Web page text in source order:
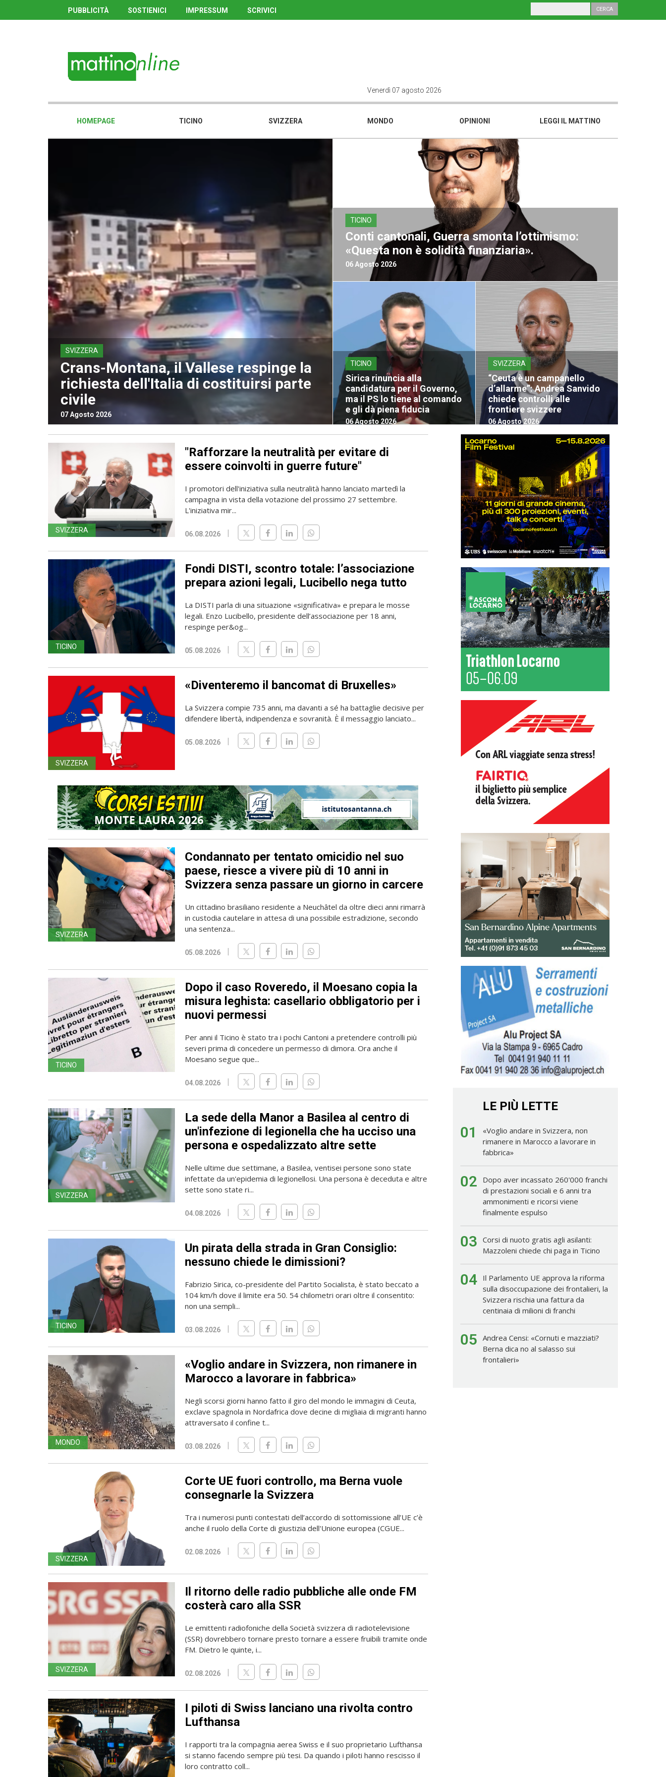
PUBBLICITÀ SOSTIENICI IMPRESSUM SCRIVICI
Venerdì 07 agosto 2026
HOMEPAGE TICINO SVIZZERA MONDO OPINIONI LEGGI IL MATTINO
SVIZZERA
Crans-Montana, il Vallese respinge la
richiesta dell'Italia di costituirsi parte
civile
07 Agosto 2026
TICINO
Conti cantonali, Guerra smonta l’ottimismo:
«Questa non è solidità finanziaria».
06 Agosto 2026
TICINO
Sirica rinuncia alla
candidatura per il Governo,
ma il PS lo tiene al comando
e gli dà piena fiducia
06 Agosto 2026
SVIZZERA
“Ceuta è un campanello
d’allarme”: Andrea Sanvido
chiede controlli alle
frontiere svizzere
06 Agosto 2026
SVIZZERA
"Rafforzare la neutralità per evitare di
essere coinvolti in guerre future"
I promotori dell'iniziativa sulla neutralità hanno lanciato martedì la
campagna in vista della votazione del prossimo 27 settembre.
L'iniziativa mir...
06.08.2026
TICINO
Fondi DISTI, scontro totale: l’associazione
prepara azioni legali, Lucibello nega tutto
La DISTI parla di una situazione «significativa» e prepara le mosse
legali. Enzo Lucibello, presidente dell’associazione per 18 anni,
respinge per&og...
05.08.2026
SVIZZERA
«Diventeremo il bancomat di Bruxelles»
La Svizzera compie 735 anni, ma davanti a sé ha battaglie decisive per
difendere libertà, indipendenza e sovranità. È il messaggio lanciato...
05.08.2026
SVIZZERA
Condannato per tentato omicidio nel suo
paese, riesce a vivere più di 10 anni in
Svizzera senza passare un giorno in carcere
Un cittadino brasiliano residente a Neuchâtel da oltre dieci anni rimarrà
in custodia cautelare in attesa di una possibile estradizione, secondo
una sentenza...
05.08.2026
TICINO
Dopo il caso Roveredo, il Moesano copia la
misura leghista: casellario obbligatorio per i
nuovi permessi
Per anni il Ticino è stato tra i pochi Cantoni a pretendere controlli più
severi prima di concedere un permesso di dimora. Ora anche il
Moesano segue que...
04.08.2026
SVIZZERA
La sede della Manor a Basilea al centro di
un'infezione di legionella che ha ucciso una
persona e ospedalizzato altre sette
Nelle ultime due settimane, a Basilea, ventisei persone sono state
infettate da un'epidemia di legionellosi. Una persona è deceduta e altre
sette sono state ri...
04.08.2026
TICINO
Un pirata della strada in Gran Consiglio:
nessuno chiede le dimissioni?
Fabrizio Sirica, co-presidente del Partito Socialista, è stato beccato a
104 km/h dove il limite era 50. 54 chilometri orari oltre il consentito:
non una sempli...
03.08.2026
MONDO
«Voglio andare in Svizzera, non rimanere in
Marocco a lavorare in fabbrica»
Negli scorsi giorni hanno fatto il giro del mondo le immagini di Ceuta,
exclave spagnola in Nordafrica dove decine di migliaia di migranti hanno
attraversato il confine t...
03.08.2026
SVIZZERA
Corte UE fuori controllo, ma Berna vuole
consegnarle la Svizzera
Tra i numerosi punti contestati dell’accordo di sottomissione all’UE c’è
anche il ruolo della Corte di giustizia dell'Unione europea (CGUE...
02.08.2026
SVIZZERA
Il ritorno delle radio pubbliche alle onde FM
costerà caro alla SSR
Le emittenti radiofoniche della Società svizzera di radiotelevisione
(SSR) dovrebbero tornare presto tornare a essere fruibili tramite onde
FM. Dietro le quinte, i...
02.08.2026
I piloti di Swiss lanciano una rivolta contro
Lufthansa
I rapporti tra la compagnia aerea Swiss e il suo proprietario Lufthansa
si stanno facendo sempre più tesi. Da quando i piloti hanno rescisso il
loro contratto coll...
LE PIÙ LETTE
01
«Voglio andare in Svizzera, non
rimanere in Marocco a lavorare in
fabbrica»
02
Dopo aver incassato 260'000 franchi
di prestazioni sociali e 6 anni tra
ammonimenti e ricorsi viene
finalmente espulso
03 Corsi di nuoto gratis agli asilanti:
Mazzoleni chiede chi paga in Ticino
04
Il Parlamento UE approva la riforma
sulla disoccupazione dei frontalieri, la
Svizzera rischia una fattura da
centinaia di milioni di franchi
05 Andrea Censi: «Cornuti e mazziati?
Berna dica no al salasso sui
frontalieri»